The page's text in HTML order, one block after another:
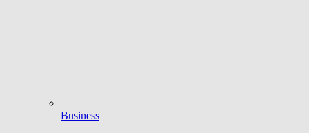
Business